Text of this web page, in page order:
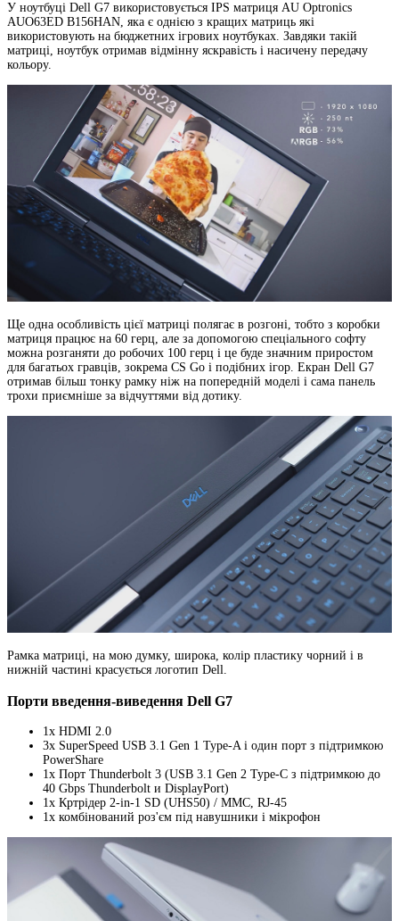
У ноутбуці Dell G7 використовується IPS матриця AU Optronics
AUO63ED B156HAN, яка є однією з кращих матриць які
використовують на бюджетних ігрових ноутбуках. Завдяки такій
матриці, ноутбук отримав відмінну яскравість і насичену передачу
кольору.
Ще одна особливість цієї матриці полягає в розгоні, тобто з коробки
матриця працює на 60 герц, але за допомогою спеціального софту
можна розганяти до робочих 100 герц і це буде значним приростом
для багатьох гравців, зокрема CS Go і подібних ігор. Екран Dell G7
отримав більш тонку рамку ніж на попередній моделі і сама панель
трохи приємніше за відчуттями від дотику.
Рамка матриці, на мою думку, широка, колір пластику чорний і в
нижній частині красується логотип Dell.
Порти введення-виведення Dell G7
1x HDMI 2.0
3x SuperSpeed USB 3.1 Gen 1 Type-A і один порт з підтримкою
PowerShare
1x Порт Thunderbolt 3 (USB 3.1 Gen 2 Type-C з підтримкою до
40 Gbps Thunderbolt и DisplayPort)
1x Кртрідер 2-in-1 SD (UHS50) / MMC, RJ-45
1x комбінований роз'єм під навушники і мікрофон